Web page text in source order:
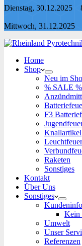
Dienstag, 30.12.2025
Mittwoch, 31.12.2025
Home
Shop
Neu im
% SALE %
F3
Knallartikel
Raketen
Sonstiges
Kontakt
Über Uns
Sonstiges
Kein
Umwelt
Unser
Referenzen